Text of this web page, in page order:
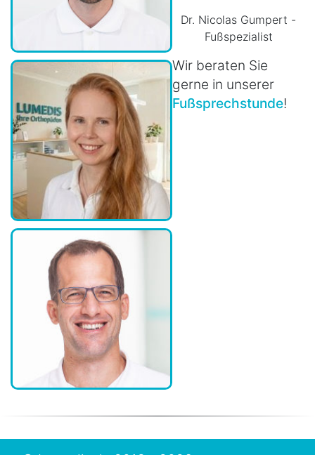
Dr. Nicolas Gumpert -
Fußspezialist
Wir beraten Sie
gerne in unserer
Fußsprechstunde!